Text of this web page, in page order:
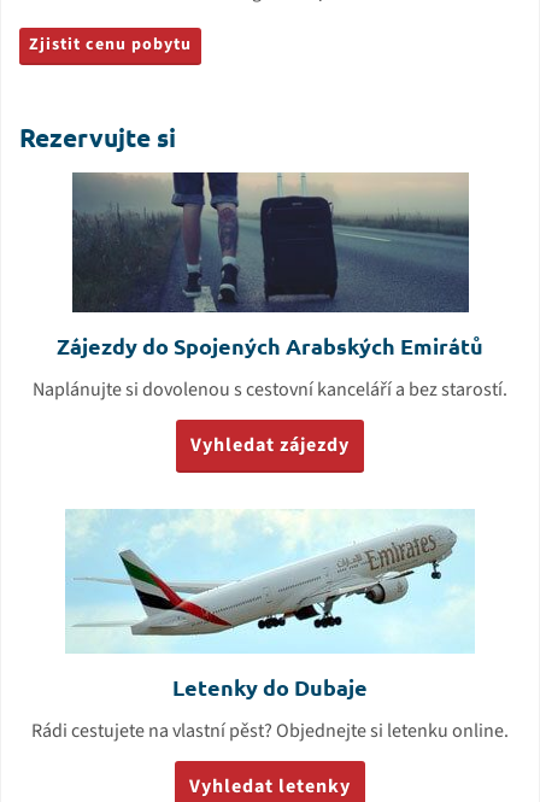
Zjistit cenu pobytu
Rezervujte si
Zájezdy do Spojených Arabských Emirátů
Naplánujte si dovolenou s cestovní kanceláří a bez starostí.
Vyhledat zájezdy
Letenky do Dubaje
Rádi cestujete na vlastní pěst? Objednejte si letenku online.
Vyhledat letenky